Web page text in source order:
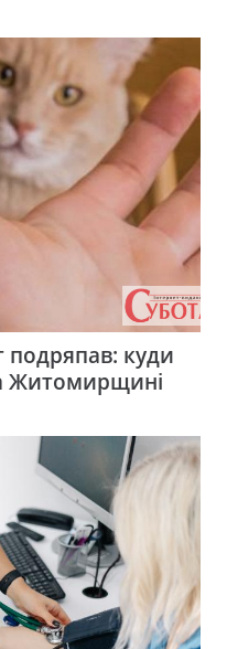
подряпав: куди
Житомирщині